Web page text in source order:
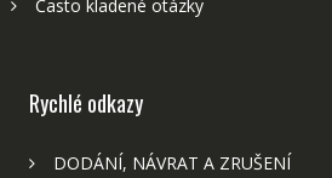
Často kladené otázky
Rychlé odkazy
DODÁNÍ, NÁVRAT A ZRUŠENÍ